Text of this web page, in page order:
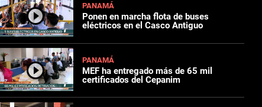
PANAMÁ
Ponen en marcha flota de buses
eléctricos en el Casco Antiguo
PANAMÁ
MEF ha entregado más de 65 mil
certificados del Cepanim